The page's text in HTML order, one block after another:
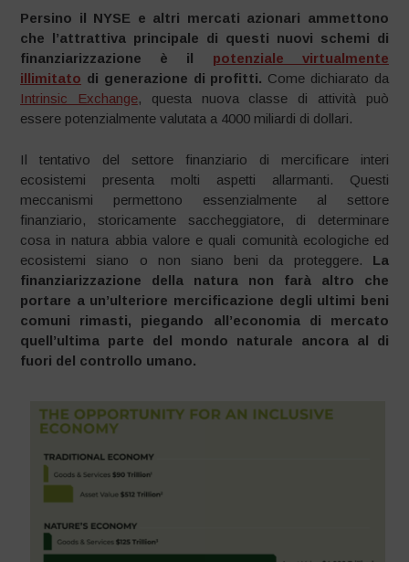
Persino il NYSE e altri mercati azionari ammettono
che l’attrattiva principale di questi nuovi schemi di
finanziarizzazione è il potenziale virtualmente
illimitato di generazione di profitti. Come dichiarato da
Intrinsic Exchange, questa nuova classe di attività può
essere potenzialmente valutata a 4000 miliardi di dollari.
Il tentativo del settore finanziario di mercificare interi
ecosistemi presenta molti aspetti allarmanti. Questi
meccanismi permettono essenzialmente al settore
finanziario, storicamente saccheggiatore, di determinare
cosa in natura abbia valore e quali comunità ecologiche ed
ecosistemi siano o non siano beni da proteggere. La
finanziarizzazione della natura non farà altro che
portare a un’ulteriore mercificazione degli ultimi beni
comuni rimasti, piegando all’economia di mercato
quell’ultima parte del mondo naturale ancora al di
fuori del controllo umano.